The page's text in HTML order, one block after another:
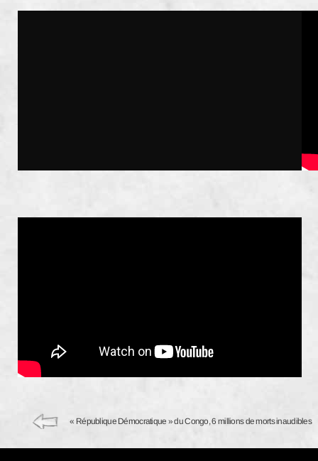
« République Démocratique » du Congo, 6 millions de morts inaudibles